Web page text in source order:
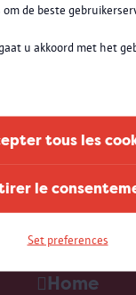
de beste
u akkoord met het
tous les
le
Set preferences
Home